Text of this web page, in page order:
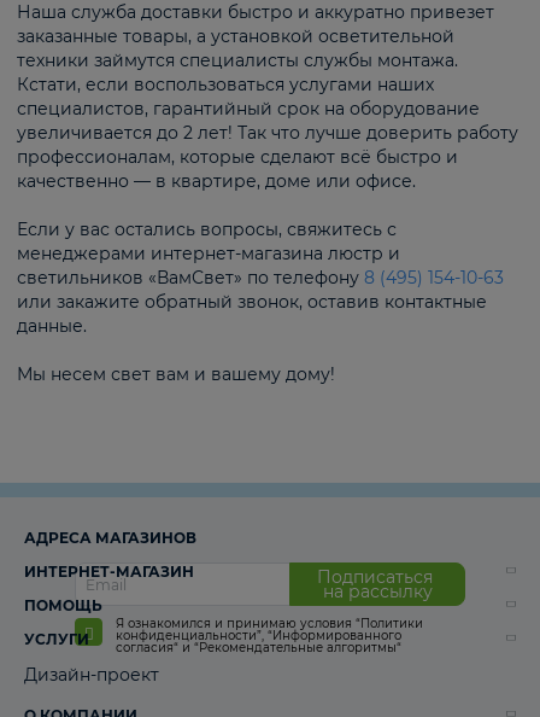
Наша служба доставки быстро и аккуратно привезет
заказанные товары, а установкой осветительной
техники займутся специалисты службы монтажа.
Кстати, если воспользоваться услугами наших
специалистов, гарантийный срок на оборудование
увеличивается до 2 лет! Так что лучше доверить работу
профессионалам, которые сделают всё быстро и
качественно — в квартире, доме или офисе.
Если у вас остались вопросы, свяжитесь с
менеджерами интернет-магазина люстр и
светильников «ВамСвет» по телефону 8 (495) 154-10-63
или закажите обратный звонок, оставив контактные
данные.
Мы несем свет вам и вашему дому!
Подписаться
на рассылку
Я ознакомился и принимаю условия “Политики
конфиденциальности”, “Информированного
согласия“ и “Рекомендательные алгоритмы“
АДРЕСА МАГАЗИНОВ
ИНТЕРНЕТ-МАГАЗИН
ПОМОЩЬ
УСЛУГИ
Дизайн-проект